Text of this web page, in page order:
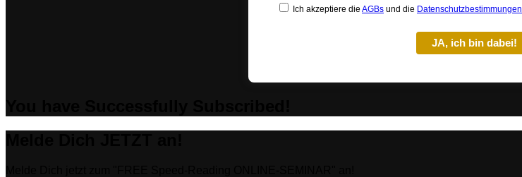
Ich akzeptiere die AGBs und die Datenschutzbestimmungen
JA, ich bin dabei!